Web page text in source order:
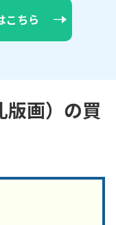
こちら
版画）の買